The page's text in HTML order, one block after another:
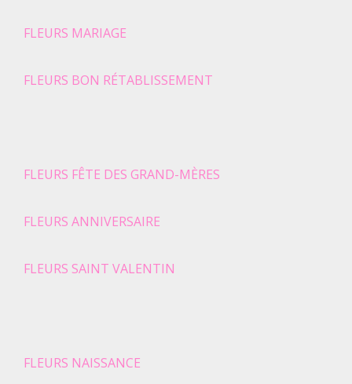
FLEURS MARIAGE
FLEURS BON RÉTABLISSEMENT
FLEURS FÊTE DES GRAND-MÈRES
FLEURS ANNIVERSAIRE
FLEURS SAINT VALENTIN
FLEURS NAISSANCE